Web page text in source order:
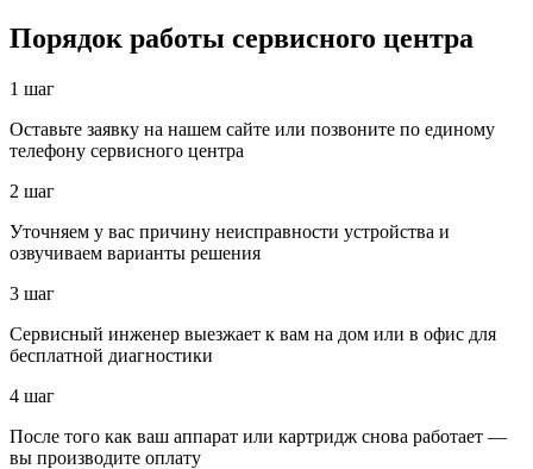
Порядок работы сервисного центра
1 шаг
Оставьте заявку на нашем сайте или позвоните по единому
телефону сервисного центра
2 шаг
Уточняем у вас причину неисправности устройства и
озвучиваем варианты решения
3 шаг
Сервисный инженер выезжает к вам на дом или в офис для
бесплатной диагностики
4 шаг
После того как ваш аппарат или картридж снова работает —
вы производите оплату